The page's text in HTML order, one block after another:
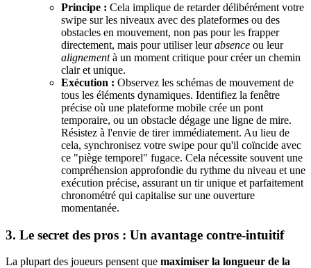
Principe : Cela implique de retarder délibérément votre
swipe sur les niveaux avec des plateformes ou des
obstacles en mouvement, non pas pour les frapper
directement, mais pour utiliser leurabsence ou leur
alignementà un moment critique pour créer un chemin
clair et unique.
Exécution : Observez les schémas de mouvement de
tous les éléments dynamiques. Identifiez la fenêtre
précise où une plateforme mobile crée un pont
temporaire, ou un obstacle dégage une ligne de mire.
Résistez à l'envie de tirer immédiatement. Au lieu de
cela, synchronisez votre swipe pour qu'il coïncide avec
ce "piège temporel" fugace. Cela nécessite souvent une
compréhension approfondie du rythme du niveau et une
exécution précise, assurant un tir unique et parfaitement
chronométré qui capitalise sur une ouverture
momentanée.
3. Le secret des pros : Un avantage contre-intuitif
La plupart des joueurs pensent que maximiser la longueur de la